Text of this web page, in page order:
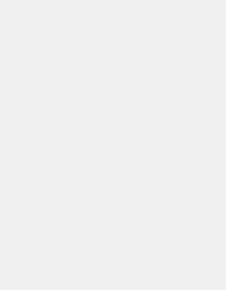
(BIST 30 Ekim Vade)